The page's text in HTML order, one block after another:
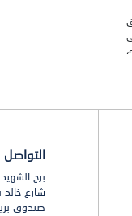
التواصل
برج الشهيد
شارع
صندوق بريد 2232، الصفاة 13023،